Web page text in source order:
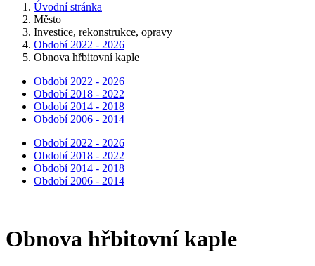
Úvodní stránka
Město
Investice, rekonstrukce, opravy
Období 2022 - 2026
Obnova hřbitovní kaple
Období 2022 - 2026
Období 2018 - 2022
Období 2014 - 2018
Období 2006 - 2014
Období 2022 - 2026
Období 2018 - 2022
Období 2014 - 2018
Období 2006 - 2014
Obnova hřbitovní kaple